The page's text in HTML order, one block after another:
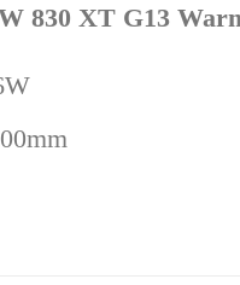
830 XT G13